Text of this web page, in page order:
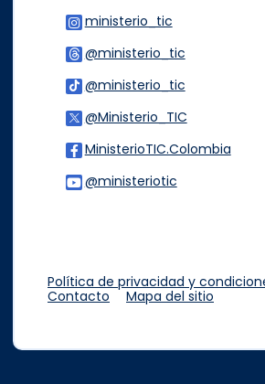
ministerio_tic
@ministerio_tic
@ministerio_tic
@Ministerio_TIC
MinisterioTIC.Colombia
@ministeriotic
Política de privacidad y
Contacto
Mapa del sitio